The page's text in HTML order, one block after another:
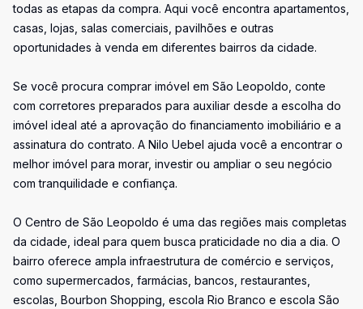
todas as etapas da compra. Aqui você encontra apartamentos,
casas, lojas, salas comerciais, pavilhões e outras
oportunidades à venda em diferentes bairros da cidade.
Se você procura comprar imóvel em São Leopoldo, conte
com corretores preparados para auxiliar desde a escolha do
imóvel ideal até a aprovação do financiamento imobiliário e a
assinatura do contrato. A Nilo Uebel ajuda você a encontrar o
melhor imóvel para morar, investir ou ampliar o seu negócio
com tranquilidade e confiança.
O Centro de São Leopoldo é uma das regiões mais completas
da cidade, ideal para quem busca praticidade no dia a dia. O
bairro oferece ampla infraestrutura de comércio e serviços,
como supermercados, farmácias, bancos, restaurantes,
escolas, Bourbon Shopping, escola Rio Branco e escola São